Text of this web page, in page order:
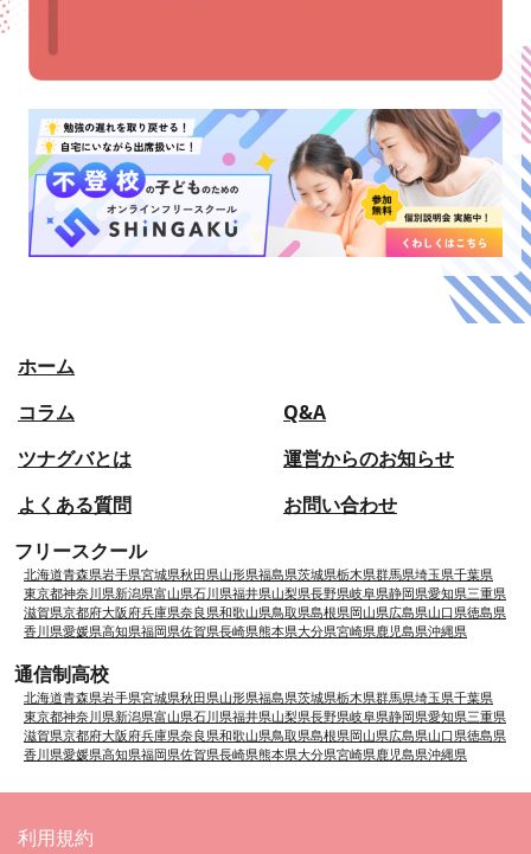
ホーム
コラム
Q&A
ツナグバとは
よくある質問
運営からのお知らせ
お問い合わせ
フリースクール
北海道青森県岩手県宮城県秋田県山形県福島県茨城県栃木県群馬県埼玉県千葉県
東京都神奈川県新潟県富山県石川県福井県山梨県長野県岐阜県静岡県愛知県三重県
滋賀県京都府大阪府兵庫県奈良県和歌山県鳥取県島根県岡山県広島県山口県徳島県
香川県愛媛県高知県福岡県佐賀県長崎県熊本県大分県宮崎県鹿児島県沖縄県
通信制高校
北海道青森県岩手県宮城県秋田県山形県福島県茨城県栃木県群馬県埼玉県千葉県
東京都神奈川県新潟県富山県石川県福井県山梨県長野県岐阜県静岡県愛知県三重県
滋賀県京都府大阪府兵庫県奈良県和歌山県鳥取県島根県岡山県広島県山口県徳島県
香川県愛媛県高知県福岡県佐賀県長崎県熊本県大分県宮崎県鹿児島県沖縄県
利用規約